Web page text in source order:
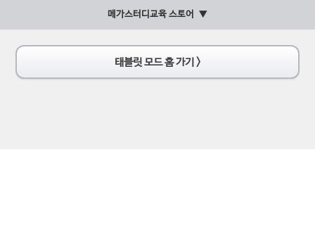
메가스터디교육 스토어
태블릿 모드 홈 가기 >